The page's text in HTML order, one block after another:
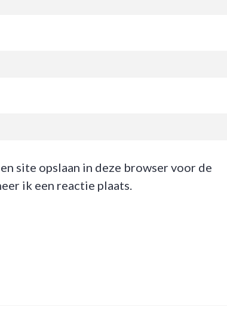
site opslaan in deze browser voor de
ik een reactie plaats.